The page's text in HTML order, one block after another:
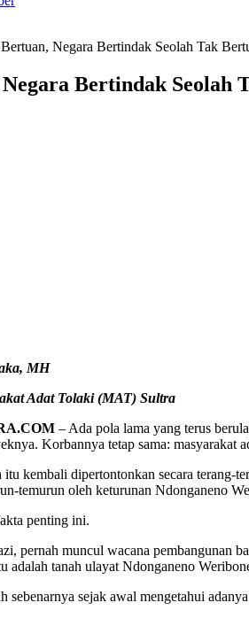
Negara Bertindak Seolah Tak
Bertindak Seolah
MH
Adat Tolaki (MAT) Sultra
– Ada pola lama yang terus
Korbannya tetap sama: masyarakat
kembali dipertontonkan secara terang-
temurun oleh keturunan Ndonganeno
penting ini.
pernah muncul wacana pembangunan
adalah tanah ulayat Ndonganeno
sebenarnya sejak awal mengetahui